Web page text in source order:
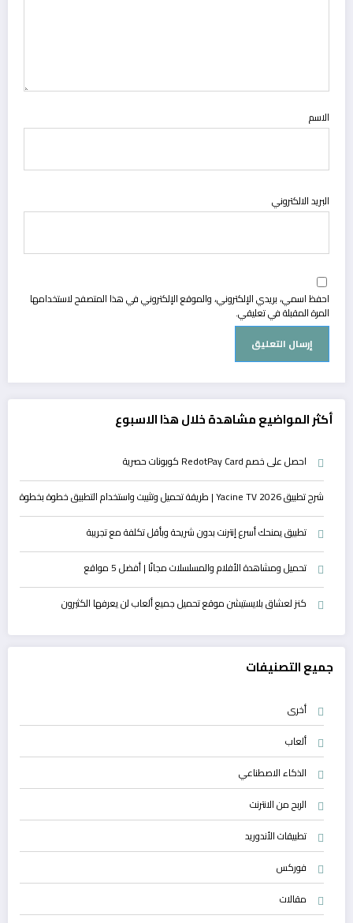
الاسم
البريد الالكتروني
احفظ اسمي، بريدي الإلكتروني، والموقع الإلكتروني في هذا المتصفح لاستخدامها
المرة المقبلة في تعليقي.
أكثر المواضيع مشاهدة خلال هذا الاسبوع
احصل على خصم RedotPay Card كوبونات حصرية
شرح تطبيق Yacine TV 2026 | طريقة تحميل وتثبيت واستخدام التطبيق خطوة بخطوة
تطبيق يمنحك أسرع إنترنت بدون شريحة وبأقل تكلفة مع تجريبة
تحميل ومشاهدة الأفلام والمسلسلات مجانًا | أفضل 5 مواقع
كنز لعشاق بلايستيشن موقع تحميل جميع ألعاب لن يعرفها الكثيرون
جميع التصنيفات
أخرى
ألعاب
الذكاء الاصطناعي
الربح من الانترنت
تطبيقات الأندوريد
فوركس
مقالات